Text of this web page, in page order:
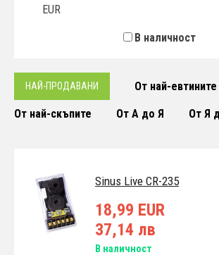
EUR
В наличност
НАЙ-ПРОДАВАНИ От най-евтините
От най-скъпите От А до Я От Я
Sinus Live CR-235
18,99 EUR
37,14 лв
В наличност